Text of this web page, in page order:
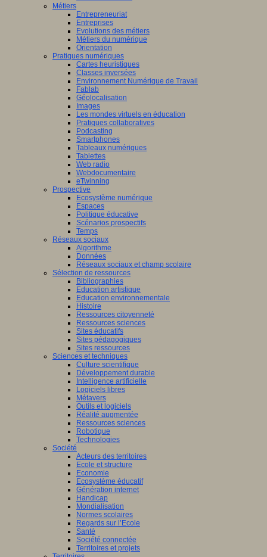
Métiers
Entrepreneuriat
Entreprises
Evolutions des métiers
Métiers du numérique
Orientation
Pratiques numériques
Cartes heuristiques
Classes inversées
Environnement Numérique de Travail
Fablab
Géolocalisation
Images
Les mondes virtuels en éducation
Pratiques collaboratives
Podcasting
Smartphones
Tableaux numériques
Tablettes
Web radio
Webdocumentaire
eTwinning
Prospective
Ecosystème numérique
Espaces
Politique éducative
Scénarios prospectifs
Temps
Réseaux sociaux
Algorithme
Données
Réseaux sociaux et champ scolaire
Sélection de ressources
Bibliographies
Education artistique
Education environnementale
Histoire
Ressources citoyenneté
Ressources sciences
Sites éducatifs
Sites pédagogiques
Sites ressources
Sciences et techniques
Culture scientifique
Développement durable
Intelligence artificielle
Logiciels libres
Métavers
Outils et logiciels
Réalité augmentée
Ressources sciences
Robotique
Technologies
Société
Acteurs des territoires
Ecole et structure
Economie
Ecosystème éducatif
Génération internet
Handicap
Mondialisation
Normes scolaires
Regards sur l’Ecole
Santé
Société connectée
Territoires et projets